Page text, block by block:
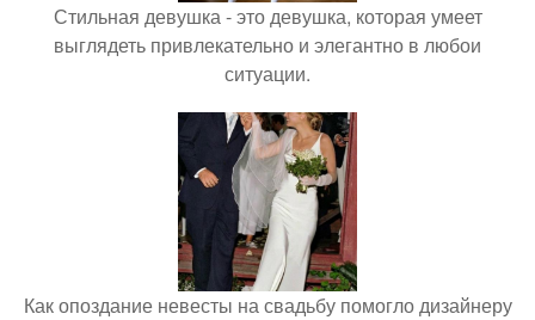
Стильная девушка - это девушка, которая умеет
выглядеть привлекательно и элегантно в любои
ситуации.
Как опоздание невесты на свадьбу помогло дизайнеру